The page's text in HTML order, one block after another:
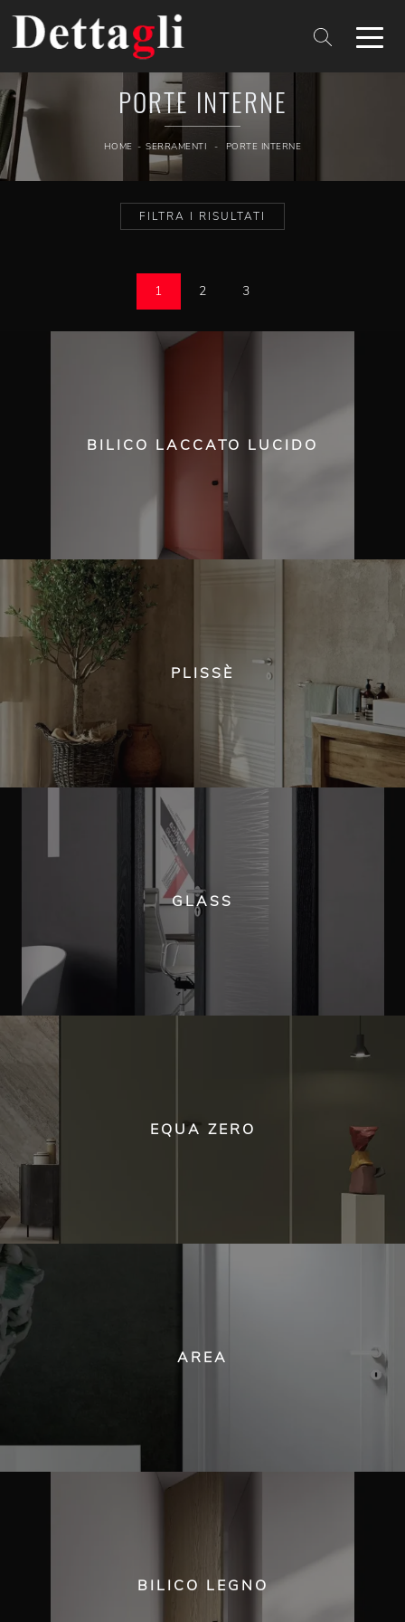
PORTE INTERNE
HOME - SERRAMENTI - PORTE INTERNE
FILTRA I RISULTATI
1 2 3
BILICO LACCATO LUCIDO
PLISSÈ
GLASS
EQUA ZERO
AREA
BILICO LEGNO